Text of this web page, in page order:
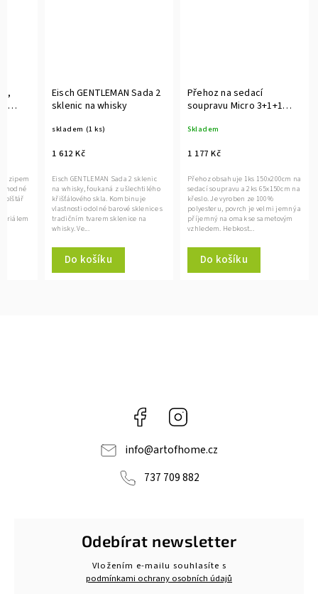
zipem
polštář
Eisch GENTLEMAN Sada 2
sklenic na whisky
skladem (1 ks)
1 612 Kč
Do košíku
Eisch GENTLEMAN Sada 2 sklenic
na whisky, foukaná z ušlechtilého
křišťálového skla. Kombinuje
vlastnosti odolné barové sklenice s
tradičním tvarem sklenice na
whisky. Ve...
Přehoz na sedací
soupravu Micro 3+1+1
Skladem
1 177 Kč
Do košíku
Přehoz obsahuje 1ks 150x200cm na
sedací soupravu a 2ks 65x150cm na
křeslo. Je vyroben ze 100%
polyesteru, povrch je velmi jemný a
příjemný na omak se sametovým
vzhledem. Hebkost...
Facebook
info@artofhome.cz
737 709 882
Odebírat newsletter
Vložením e-mailu souhlasíte s
podmínkami ochrany osobních údajů